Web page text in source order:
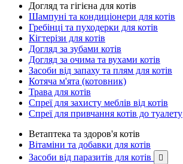
Догляд та гігієна для котів
Шампуні та кондиціонери для котів
Гребінці та пуходерки для котів
Кігтерізи для котів
Догляд за зубами котів
Догляд за очима та вухами котів
Засоби від запаху та плям для котів
Котяча м'ята (котовник)
Трава для котів
Спреї для захисту меблів від котів
Спреї для привчання котів до туалету
Ветаптека та здоров'я котів
Вітаміни та добавки для котів
Засоби від паразитів для котів
